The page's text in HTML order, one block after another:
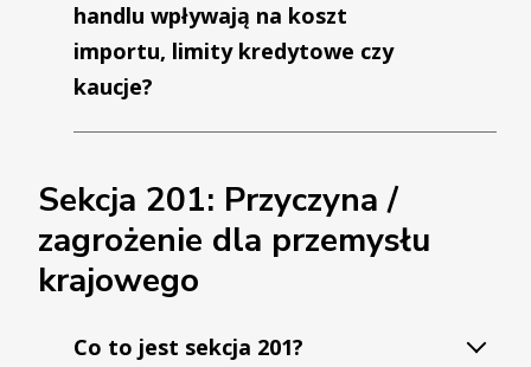
handlu wpływają na koszt
importu, limity kredytowe czy
kaucje?
Sekcja 201: Przyczyna /
zagrożenie dla przemysłu
krajowego
Co to jest sekcja 201?